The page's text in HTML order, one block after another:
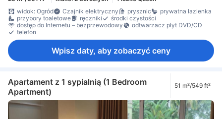
widok: Ogród
Czajnik elektryczny prysznic
prywatna łazienka
przybory toaletowe
ręczniki
środki czystości
dostęp do Internetu – bezprzewodowy
odtwarzacz płyt DVD/CD
telefon
Wpisz daty, aby zobaczyć ceny
Apartament z 1 sypialnią (1 Bedroom
Apartment)
51 m²/549 ft²